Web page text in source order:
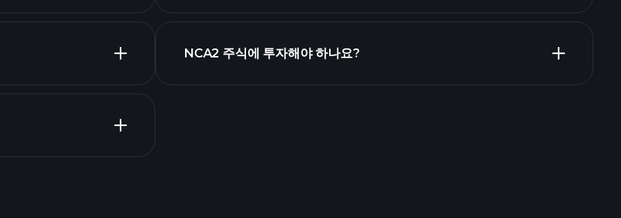
Playtrade Tournaments
NCA2 주식에 투자해야 하나요?